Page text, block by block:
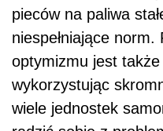
pieców na paliwa
niespełniające
optymizmu jest
wykorzystując
wiele jednostek